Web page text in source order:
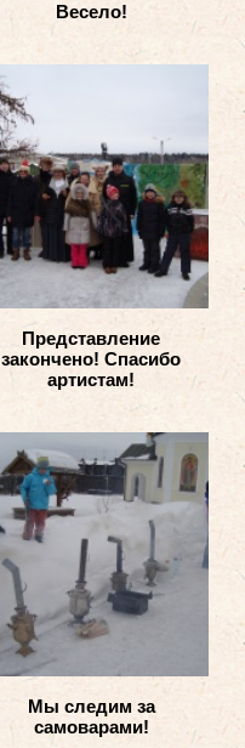
Весело!
Представление
закончено! Спасибо
артистам!
Мы следим за
самоварами!